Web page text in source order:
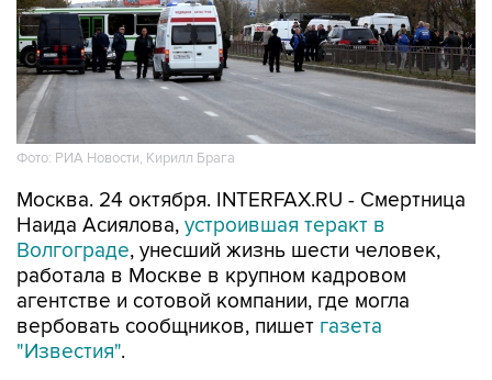
Фото: РИА Новости, Кирилл Брага
Москва. 24 октября. INTERFAX.RU - Смертница
Наида Асиялова, устроившая теракт в
Волгограде, унесший жизнь шести человек,
работала в Москве в крупном кадровом
агентстве и сотовой компании, где могла
вербовать сообщников, пишет газета
"Известия".